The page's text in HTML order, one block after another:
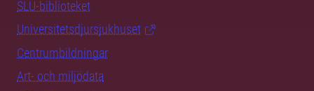
SLU-biblioteket
Universitetsdjursjukhuset
Centrumbildningar
Art- och miljödata